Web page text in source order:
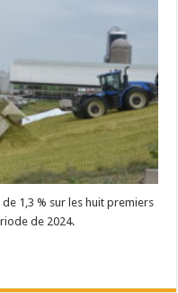
1,3 % sur les huit premiers
de 2024.